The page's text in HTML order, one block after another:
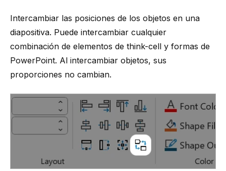
Intercambiar las posiciones de los objetos en una
diapositiva. Puede intercambiar cualquier
combinación de elementos de think-cell y formas de
PowerPoint. Al intercambiar objetos, sus
proporciones no cambian.